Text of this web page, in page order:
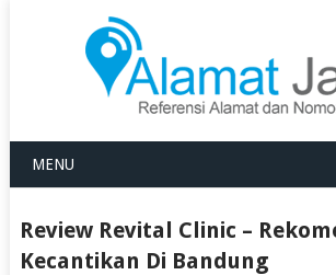
MENU
Review Revital Clinic –
Kecantikan Di Bandung